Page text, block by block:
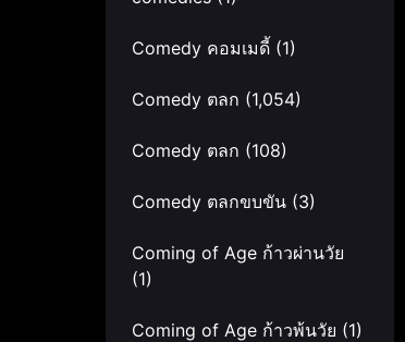
Comedy คอมเมดี้ (1)
Comedy ตลก (1,054)
Comedy ตลก (108)
Comedy ตลกขบขัน (3)
Coming of Age ก้าวผ่านวัย
(1)
Coming of Age ก้าวพ้นวัย (1)